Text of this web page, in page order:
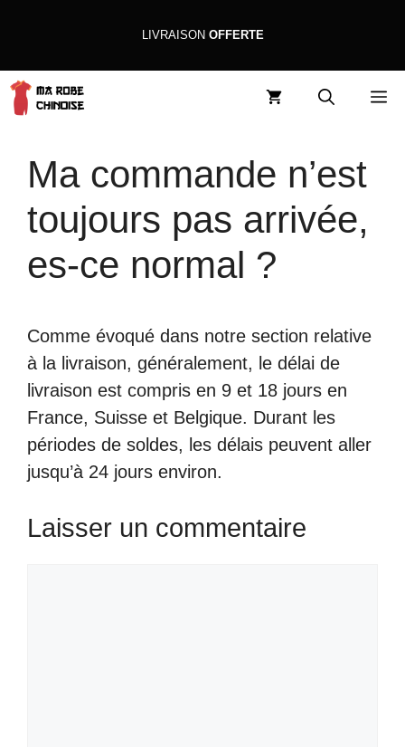
contenu
LIVRAISON OFFERTE
Ma commande n’est
toujours pas arrivée,
es-ce normal ?
Comme évoqué dans notre section relative
à la livraison, généralement, le délai de
livraison est compris en 9 et 18 jours en
France, Suisse et Belgique. Durant les
périodes de soldes, les délais peuvent aller
jusqu’à 24 jours environ.
Laisser un commentaire